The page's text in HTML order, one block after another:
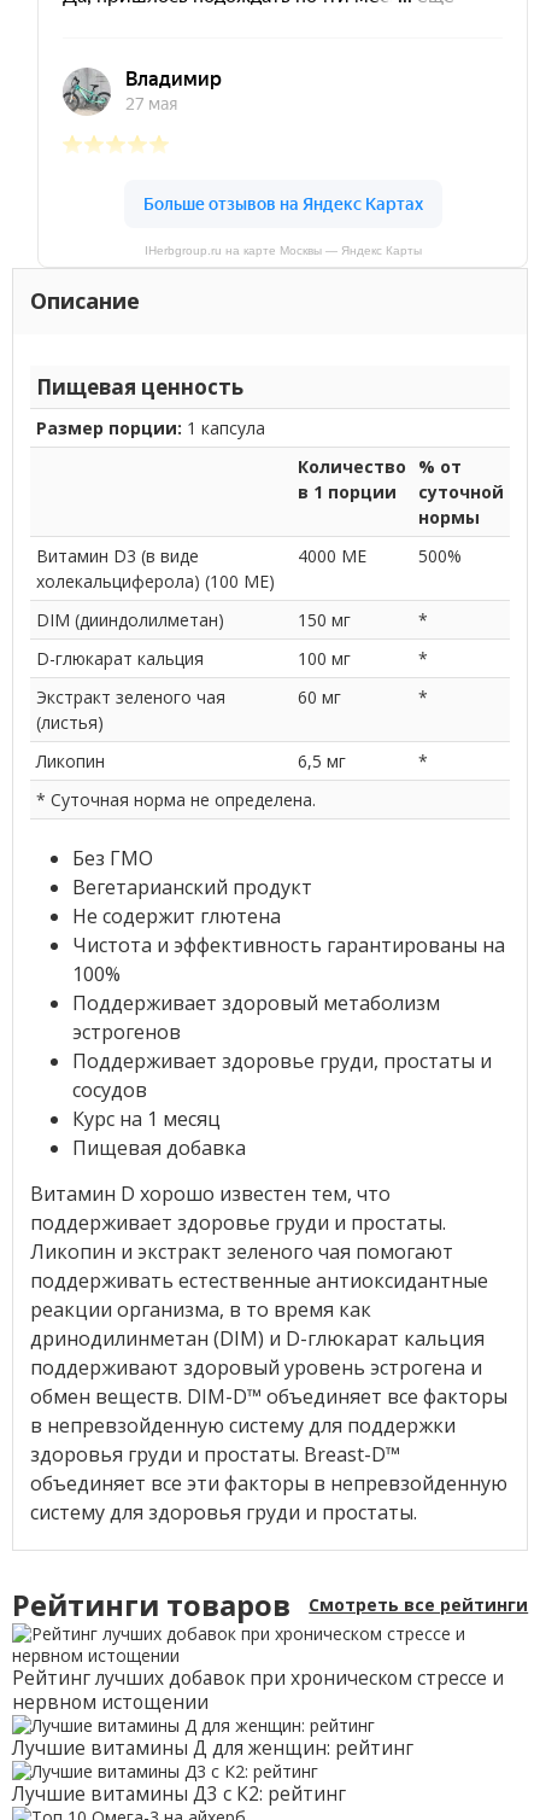
IHerbgroup.ru на карте Москвы — Яндекс Карты
Описание
Пищевая ценность
Размер порции: 1 капсула
Количество
в 1 порции
% от
суточной
нормы
Витамин D3 (в виде
холекальциферола) (100 МЕ)
4000 МЕ 500%
DIM (дииндолилметан) 150 мг
*
D-глюкарат кальция
100 мг
*
Экстракт зеленого чая
(листья)
60 мг *
Ликопин 6,5 мг
*
* Суточная норма не определена.
Без ГМО
Вегетарианский продукт
Не содержит глютена
Чистота и эффективность гарантированы на
100%
Поддерживает здоровый метаболизм
эстрогенов
Поддерживает здоровье груди, простаты и
сосудов
Курс на 1 месяц
Пищевая добавка
Витамин D хорошо известен тем, что
поддерживает здоровье груди и простаты.
Ликопин и экстракт зеленого чая помогают
поддерживать естественные антиоксидантные
реакции организма, в то время как
дринодилинметан (DIM) и D-глюкарат кальция
поддерживают здоровый уровень эстрогена и
обмен веществ. DIM-D™ объединяет все факторы
в непревзойденную систему для поддержки
здоровья груди и простаты. Breast-D™
объединяет все эти факторы в непревзойденную
систему для здоровья груди и простаты.
Рейтинги товаров Смотреть все рейтинги
Рейтинг лучших добавок при хроническом стрессе и
нервном истощении
Лучшие витамины Д для женщин: рейтинг
Лучшие витамины Д3 с К2: рейтинг